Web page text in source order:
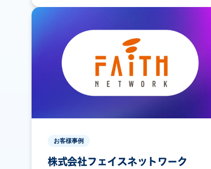
お客様事例
株式会社フェイスネットワーク